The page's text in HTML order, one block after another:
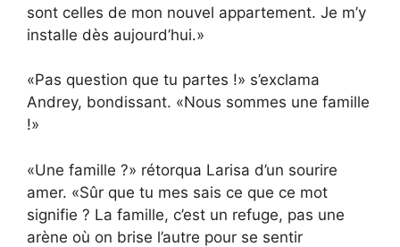
sont celles de mon nouvel appartement. Je m’y
installe dès aujourd’hui.»
«Pas question que tu partes !» s’exclama
Andrey, bondissant. «Nous sommes une famille
!»
«Une famille ?» rétorqua Larisa d’un sourire
amer. «Sûr que tu mes sais ce que ce mot
signifie ? La famille, c’est un refuge, pas une
arène où on brise l’autre pour se sentir